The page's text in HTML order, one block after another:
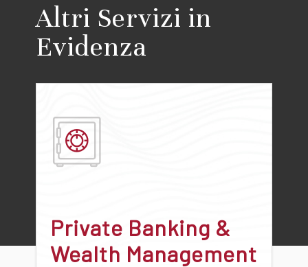
Altri Servizi in
Evidenza
Private Banking &
Wealth Management